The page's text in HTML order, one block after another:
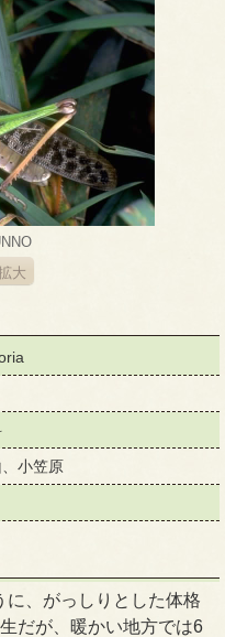
大
小笠原
に、がっしりとした体格
だが、暖かい地方では6